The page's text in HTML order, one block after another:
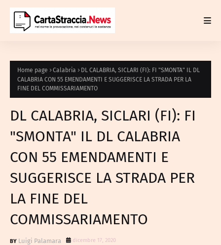
Home page Calabria
DL CALABRIA, SICLARI (FI): FI "SMONTA" IL DL
CALABRIA CON 55 EMENDAMENTI E SUGGERISCE LA STRADA PER LA
FINE DEL COMMISSARIAMENTO
DL CALABRIA, SICLARI (FI): FI
"SMONTA" IL DL CALABRIA
CON 55 EMENDAMENTI E
SUGGERISCE LA STRADA PER
LA FINE DEL
COMMISSARIAMENTO
Luigi Palamara dicembre 17, 2020